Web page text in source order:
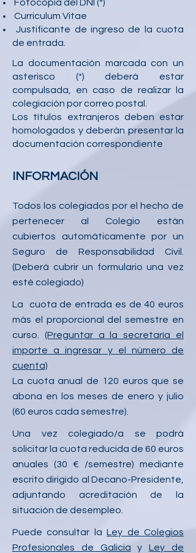
Fotocopia del DNI (*)
Curriculum Vitae
Justificante de ingreso de la cuota
de entrada.
La documentación marcada con un
asterisco (*) deberá estar
compulsada, en caso de realizar la
colegiación por correo postal.
Los títulos extranjeros deben estar
homologados y deberán presentar la
documentación correspondiente
INFORMACIÓN
Todos los colegiados por el hecho de
pertenecer al Colegio están
cubiertos automáticamente por un
Seguro de Responsabilidad Civil.
(Deberá cubrir un formulario una vez
esté colegiado)
La cuota de entrada es de 40 euros
más el proporcional del semestre en
curso. (Preguntar a la secretaría el
importe a ingresar y el número de
cuenta)
La cuota anual de 120 euros que se
abona en los meses de enero y julio
(60 euros cada semestre).
Una vez colegiado/a se podrá
solicitar la cuota reducida de 60 euros
anuales (30 € /semestre) mediante
escrito dirigido al Decano-Presidente,
adjuntando acreditación de la
situación de desempleo.
Puede consultar laLey de Colegios
Profesionales de Galicia yLey de